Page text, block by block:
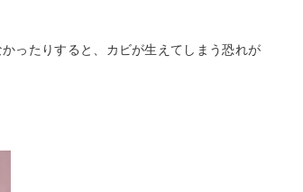
ったりすると、カビが生えてしまう恐れが